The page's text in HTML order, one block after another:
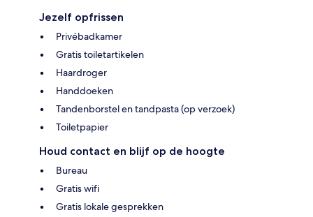
Jezelf opfrissen
Privébadkamer
Gratis toiletartikelen
Haardroger
Handdoeken
Tandenborstel en tandpasta (op verzoek)
Toiletpapier
Houd contact en blijf op de hoogte
Bureau
Gratis wifi
Gratis lokale gesprekken